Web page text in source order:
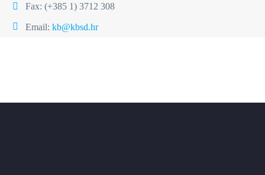
Fax: (+385 1) 3712 308
Email: kb@kbsd.hr